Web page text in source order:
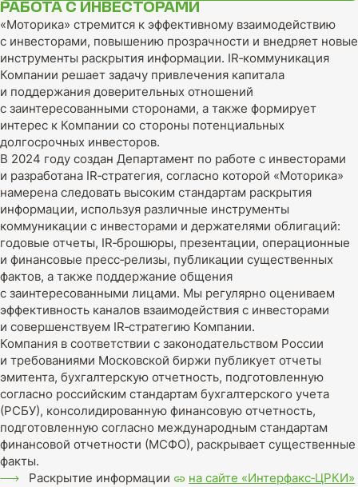
РАБОТА С ИНВЕСТОРАМИ
«Моторика» стремится к эффективному взаимодействию
с инвесторами, повышению прозрачности и внедряет новые
инструменты раскрытия информации. IR‑коммуникация
Компании решает задачу привлечения капитала
и поддержания доверительных отношений
с заинтересованными сторонами, а также формирует
интерес к Компании со стороны потенциальных
долгосрочных инвесторов.
В 2024 году создан Департамент по работе с инвесторами
и разработана IR‑стратегия, согласно которой «Моторика»
намерена следовать высоким стандартам раскрытия
информации, используя различные инструменты
коммуникации с инвесторами и держателями облигаций:
годовые отчеты, IR‑брошюры, презентации, операционные
и финансовые пресс‑релизы, публикации существенных
фактов, а также поддержание общения
с заинтересованными лицами. Мы регулярно оцениваем
эффективность каналов взаимодействия с инвесторами
и совершенствуем IR‑стратегию Компании.
Компания в соответствии с законодательством России
и требованиями Московской биржи публикует отчеты
эмитента, бухгалтерскую отчетность, подготовленную
согласно российским стандартам бухгалтерского учета
(РСБУ), консолидированную финансовую отчетность,
подготовленную согласно международным стандартам
финансовой отчетности (МСФО), раскрывает существенные
факты.
Раскрытие информации
на сайте «Интерфакс‑ЦРКИ»